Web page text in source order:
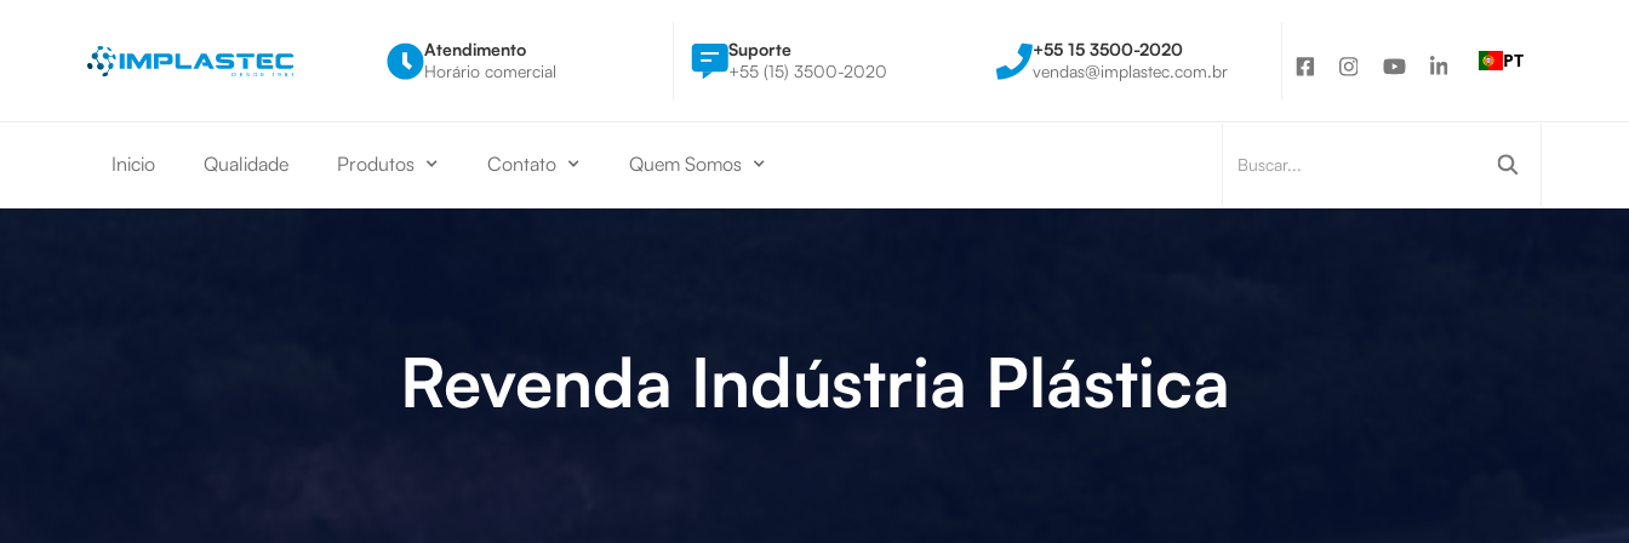
Atendimento
Horário comercial
Suporte
+55 (15) 3500-2020
+55 15 3500-2020
vendas@implastec.com.br
Camargo, 70
Votorantim – SP
PT
Inicio Produtos
Qualidade Contato Quem Somos
Revenda Indústria Plástica